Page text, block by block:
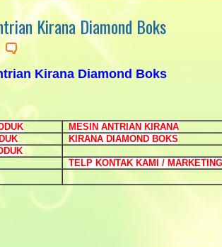
Kirana Diamond Boks
Kirana Diamond Boks
MESIN ANTRIAN KIRANA
KIRANA DIAMOND BOKS
TELP KONTAK KAMI / MARKETING